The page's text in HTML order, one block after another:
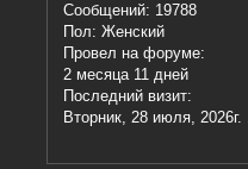
Сообщений: 19788
Пол: Женский
Провел на форуме:
2 месяца 11 дней
Последний визит:
Вторник, 28 июля, 2026г.